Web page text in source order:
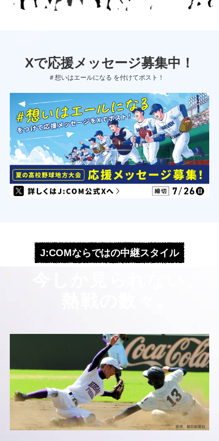
Xで応援メッセージ募集中！
＃想いはエールになる を付けてポスト！
J:COMならではの中継スタイル